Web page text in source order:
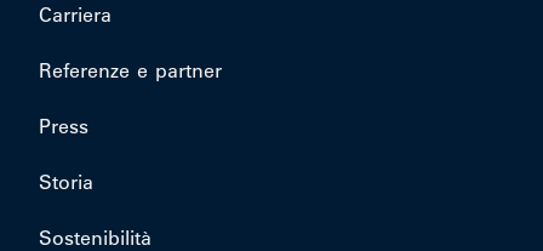
Carriera
Referenze e partner
Press
Storia
Sostenibilità